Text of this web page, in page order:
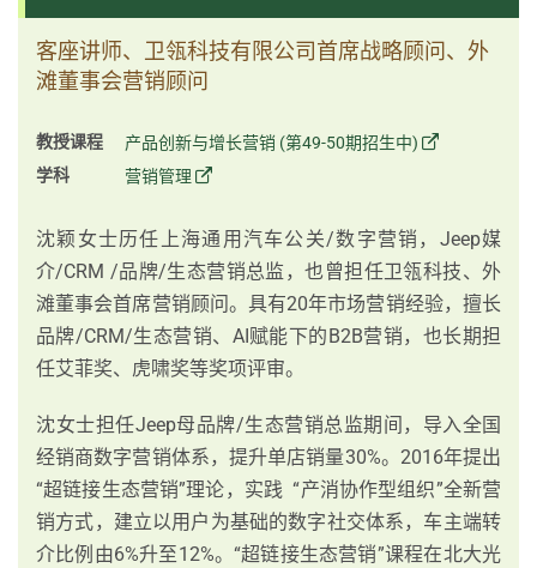
客座讲师、卫瓴科技有限公司首席战略顾问、外
滩董事会营销顾问
教授课程
产品创新与增长营销 (第49-50期招生中)
学科
营销管理
沈颖女士历任上海通用汽车公关/数字营销，Jeep媒
介/CRM /品牌/生态营销总监，也曾担任卫瓴科技、外
滩董事会首席营销顾问。具有20年市场营销经验，擅长
品牌/CRM/生态营销、AI赋能下的B2B营销，也长期担
任艾菲奖、虎啸奖等奖项评审。
沈女士担任Jeep母品牌/生态营销总监期间，导入全国
经销商数字营销体系，提升单店销量30%。2016年提出
“超链接生态营销”理论，实践 “产消协作型组织”全新营
销方式，建立以用户为基础的数字社交体系，车主端转
介比例由6%升至12%。“超链接生态营销”课程在北大光